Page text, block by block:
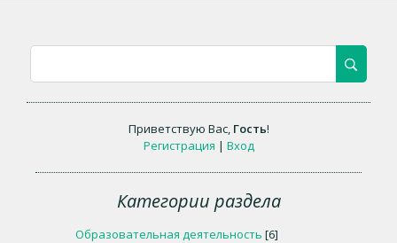
Приветствую Вас, Гость!
Регистрация | Вход
Категории раздела
Образовательная деятельность [6]